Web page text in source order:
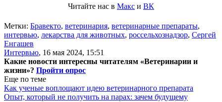
Читайте нас в Макс и ВК
Метки: Бравекто, ветеринария, ветеринарные препараты,
интервью, лекарства для животных, россельхознадзор, Сергей
Енгашев
Интервью, 16 мая 2024, 15:51
Какие новости интересны читателям «Ветеринарии и
жизни»? Пройти опрос
Еще по теме
Как ученые воплощают идею ветеринарного препарата
Опыт, который не получить на парах: зачем будущему